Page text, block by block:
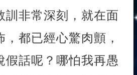
訓非常深刻，就在面
都已經心驚肉顫，
假話呢？哪怕我再愚